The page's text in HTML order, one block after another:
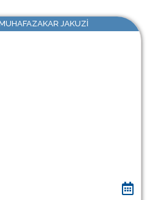
JAKUZİ